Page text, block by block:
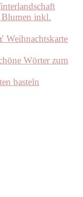
inkl.
Weihnachtskarte
Wörter zum
basteln